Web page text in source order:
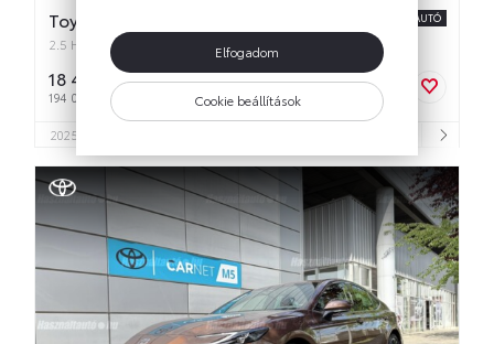
Toyota Camry
2.5 Hybrid Executive e-CVT KÉSZLETEN!
ÚJ AUTÓ
18 499 999 Ftbruttó
194 081 Ft/hó
2025
Elfogadom
Cookie beállítások